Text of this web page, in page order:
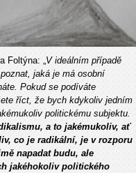
„ V ideálním případě
jaká je má osobní
Pokud se podíváte
říct, že bych kdykoliv jedním
politickému subjektu.
a to jakémukoliv, ať
co je radikální, je v rozporu
napadat budu, ale
jakéhokoliv politického